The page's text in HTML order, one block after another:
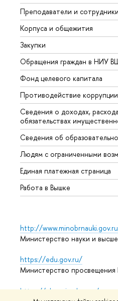
Преподаватели и сотрудники
Корпуса и общежития
Закупки
Обращения граждан в НИУ
Фонд целевого капитала
Противодействие коррупции
Сведения о доходах,
обязательствах
Сведения об
Людям с ограниченными
Единая платежная страница
Работа в Вышке
http://
Министерство науки и
https://edu.gov.ru/
Министерство просвещения
https://elearning.hse.ru/mooc